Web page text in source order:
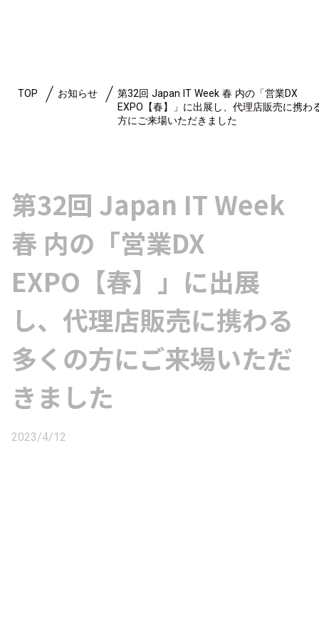
TOP お知らせ
第32回 Japan IT Week 春 内の「営業DX
EXPO【春】」に出展し、代理店販売に携わ
方にご来場いただきました
第32回 Japan IT Week
春 内の「営業DX
EXPO【春】」に出展
し、代理店販売に携わる
多くの方にご来場いただ
きました
2023/4/12